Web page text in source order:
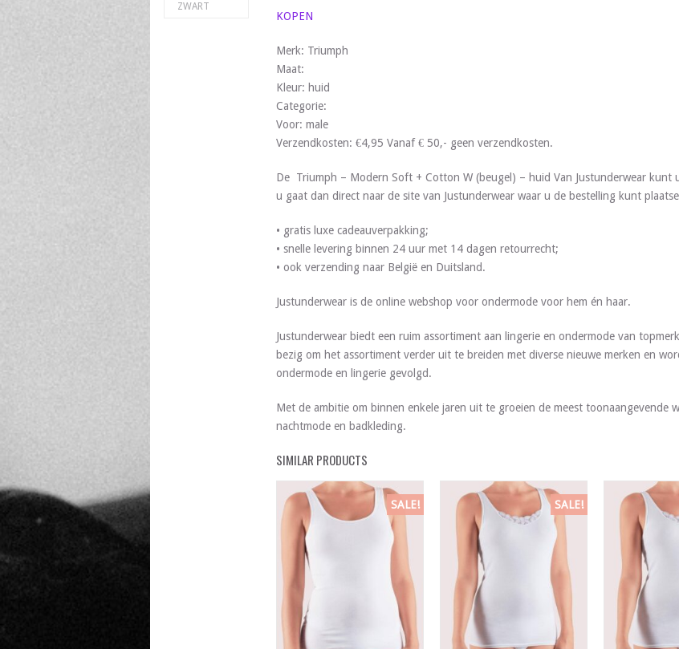
KOPEN
Merk: Triumph
Maat:
Kleur: huid
Categorie:
Voor: male
Verzendkosten: €4,95 Vanaf € 50,- geen verzendkosten.
De Triumph – Modern Soft + Cotton W (beugel) – huid Van Justunderwear kunt
u gaat dan direct naar de site van Justunderwear waar u de bestelling kunt
• gratis luxe cadeauverpakking;
• snelle levering binnen 24 uur met 14 dagen retourrecht;
• ook verzending naar België en Duitsland.
Justunderwear is de online webshop voor ondermode voor hem én haar.
Justunderwear biedt een ruim assortiment aan lingerie en ondermode van
bezig om het assortiment verder uit te breiden met diverse nieuwe merken en
ondermode en lingerie gevolgd.
Met de ambitie om binnen enkele jaren uit te groeien de meest toonaangevende
nachtmode en badkleding.
SIMILAR PRODUCTS
SALE! SALE!
ZWART